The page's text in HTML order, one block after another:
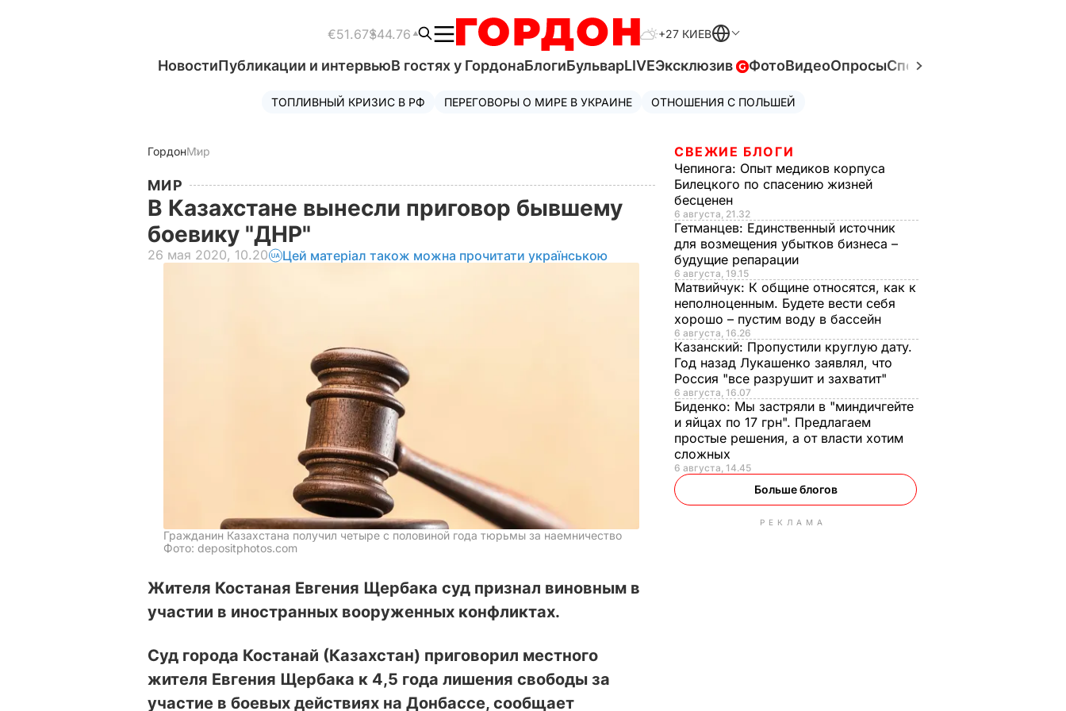
€51.67$44.76 +27 КИЕВ
НовостиПубликации и интервьюВ гостях у ГордонаБлогиБульварLIVEЭксклюзив ФотоВидеоОпросыСпецпроекты
ТОПЛИВНЫЙ КРИЗИС В РФ ПЕРЕГОВОРЫ О МИРЕ В УКРАИНЕ ОТНОШЕНИЯ С ПОЛЬШЕЙ
ГордонМир
МИР
В Казахстане вынесли приговор бывшему
боевику "ДНР"
26 мая 2020, 10.20 Цей матеріал також можна прочитати українською
Гражданин Казахстана получил четыре с половиной года тюрьмы за наемничество
Фото: depositphotos.com
Жителя Костаная Евгения Щербака суд признал виновным в
участии в иностранных вооруженных конфликтах.
Суд города Костанай (Казахстан) приговорил местного
жителя Евгения Щербака к 4,5 года лишения свободы за
участие в боевых действиях на Донбассе, сообщает
СВЕЖИЕ БЛОГИ
Чепинога: Опыт медиков корпуса
Билецкого по спасению жизней
бесценен
6 августа, 21.32
Гетманцев: Единственный источник
для возмещения убытков бизнеса –
будущие репарации
6 августа, 19.15
Матвийчук: К общине относятся, как к
неполноценным. Будете вести себя
хорошо – пустим воду в бассейн
6 августа, 16.26
Казанский: Пропустили круглую дату.
Год назад Лукашенко заявлял, что
Россия "все разрушит и захватит"
6 августа, 16.07
Биденко: Мы застряли в "миндичгейте
и яйцах по 17 грн". Предлагаем
простые решения, а от власти хотим
сложных
6 августа, 14.45
Больше блогов
РЕКЛАМА